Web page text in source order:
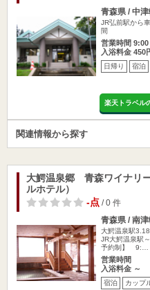
青森県 / 中
JR弘前駅から
間
営業時間
入浴料金 450
日帰り 宿泊
楽天トラベル
関連情報から探す
大鰐温泉郷 青森ワイナリ
ルホテル）
-点/ 0 件
青森県 / 南
大鰐温泉駅
JR大鰐温泉駅
予約制】 9:…
営業時間
入浴料金 ～
宿泊 カップ